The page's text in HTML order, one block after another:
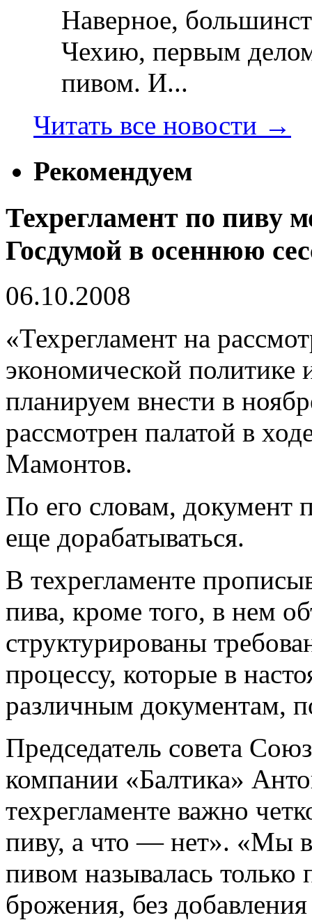
Наверное,
Чехию, первым
пивом. И...
Читать все новости →
Рекомендуем
Техрегламент по пиву
Госдумой в осеннюю
06.10.2008
«Техрегламент на
экономической
планируем внести в
рассмотрен палатой в
Мамонтов.
По его словам, документ
еще дорабатываться.
В техрегламенте
пива, кроме того, в нем
структурированы
процессу, которые в
различным документам,
Председатель совета
компании «Балтика»
техрегламенте важно
пиву, а что — нет». «Мы
пивом называлась только
брожения, без